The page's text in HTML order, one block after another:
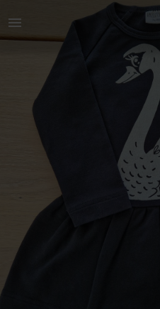
Lastele | Dadamora 74/80 kleit. Uueväärne, korra | YAGA